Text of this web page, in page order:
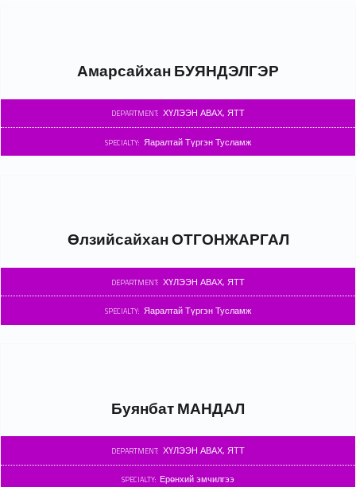
Амарсайхан БУЯНДЭЛГЭР
DEPARTMENT: ХҮЛЭЭН АВАХ, ЯТТ
SPECIALTY: Яаралтай Түргэн Тусламж
Өлзийсайхан ОТГОНЖАРГАЛ
DEPARTMENT: ХҮЛЭЭН АВАХ, ЯТТ
SPECIALTY: Яаралтай Түргэн Тусламж
Буянбат МАНДАЛ
DEPARTMENT: ХҮЛЭЭН АВАХ, ЯТТ
SPECIALTY: Ерөнхий эмчилгээ